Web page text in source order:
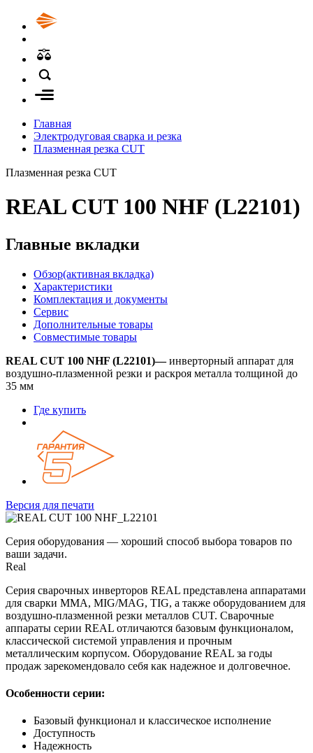
Главная
Электродуговая сварка и резка
Плазменная резка CUT
Плазменная резка CUT
REAL CUT 100 NHF (L22101)
Главные вкладки
Обзор(активная вкладка)
Характеристики
Комплектация и документы
Сервис
Дополнительные товары
Совместимые товары
REAL CUT 100 NHF (L22101)—инверторный аппарат для
воздушно-плазменной резки и раскроя металла толщиной до
35 мм
Где купить
Версия для печати
Серия оборудования — хороший способ выбора товаров по
ваши задачи.
Real
Серия сварочных инверторов REAL представлена аппаратами
для сварки ММА, MIG/MAG, TIG, а также оборудованием для
воздушно-плазменной резки металлов CUT. Сварочные
аппараты серии REAL отличаются базовым функционалом,
классической системой управления и прочным
металлическим корпусом. Оборудование REAL за годы
продаж зарекомендовало себя как надежное и долговечное.
Особенности серии:
Базовый функционал и классическое исполнение
Доступность
Надежность